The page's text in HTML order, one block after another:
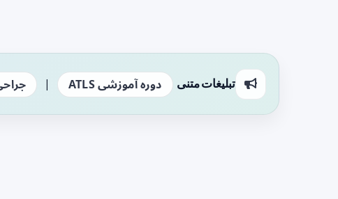
تبلیغات متنی دوره آموزشی ATLS |